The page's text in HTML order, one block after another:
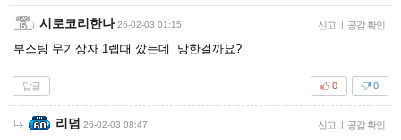
시로코리한나 26-02-03 01:15 신고 | 공감 확인
부스팅 무기상자 1렙때 깠는데 망한걸까요?
답글 0
0
리덤 26-02-03 08:47 신고 | 공감 확인